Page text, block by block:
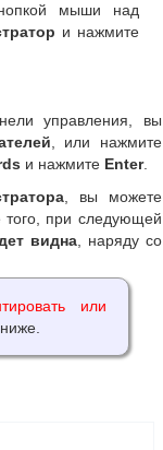
мыши над
и нажмите
управления, вы
, или нажмите
и нажмите Enter.
, вы можете
того, при следующей
видна, наряду со
или